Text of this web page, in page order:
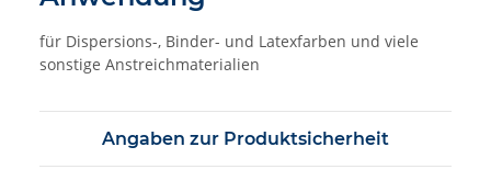
für Dispersions-, Binder- und Latexfarben und viele
sonstige Anstreichmaterialien
Angaben zur Produktsicherheit